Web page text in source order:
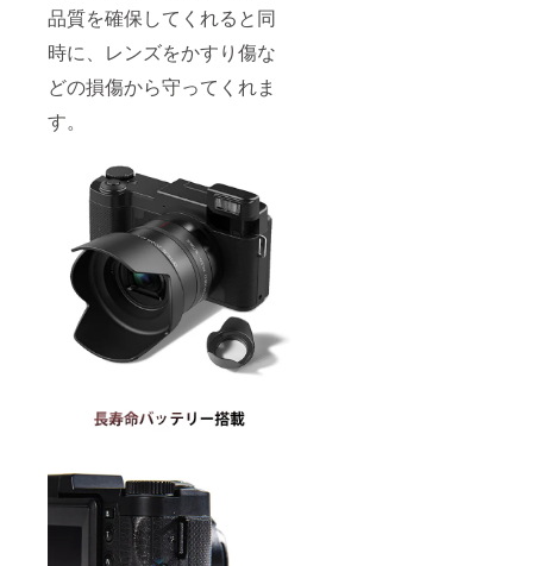
品質を確保してくれると同
時に、レンズをかすり傷な
どの損傷から守ってくれま
す。